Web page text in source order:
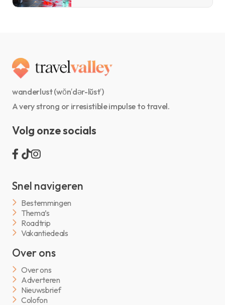
wanderlust (wŏn′dər-lŭst′)
A very strong or irresistible impulse to travel.
Volg onze socials
Snel navigeren
Bestemmingen
Thema’s
Roadtrip
Vakantiedeals
Over ons
Over ons
Adverteren
Nieuwsbrief
Colofon